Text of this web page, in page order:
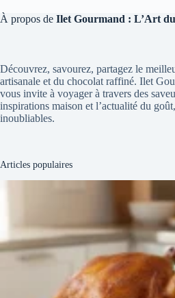
À propos de Ilet Gourmand : L’Art
Découvrez, savourez, partagez le
artisanale et du chocolat raffiné. Ilet
vous invite à voyager à travers des
inspirations maison et l’actualité du
inoubliables.
Articles populaires